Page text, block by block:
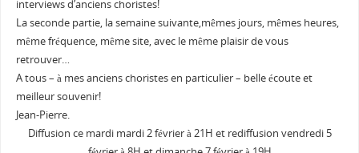
interviews d’anciens choristes!
La seconde partie, la semaine suivante,mêmes jours, mêmes heures,
même fréquence, même site, avec le même plaisir de vous
retrouver…
A tous – à mes anciens choristes en particulier – belle écoute et
meilleur souvenir!
Jean-Pierre.
Diffusion ce mardi mardi 2 février à 21H et rediffusion vendredi 5